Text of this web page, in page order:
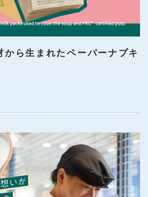
から生まれたペーパーナプキ